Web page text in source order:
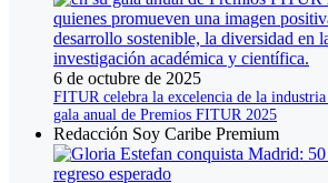
6 de octubre de 2025
FITUR celebra la excelencia de la
gala anual de Premios FITUR 2025
Redacción Soy Caribe Premium